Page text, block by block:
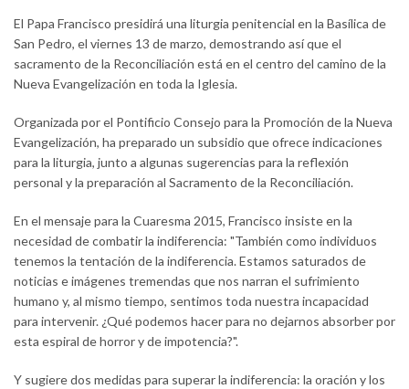
El Papa Francisco presidirá una liturgia penitencial en la Basílica de
San Pedro, el viernes 13 de marzo, demostrando así que el
sacramento de la Reconciliación está en el centro del camino de la
Nueva Evangelización en toda la Iglesia.
Organizada por el Pontificio Consejo para la Promoción de la Nueva
Evangelización, ha preparado un subsidio que ofrece indicaciones
para la liturgia, junto a algunas sugerencias para la reflexión
personal y la preparación al Sacramento de la Reconciliación.
En el mensaje para la Cuaresma 2015, Francisco insiste en la
necesidad de combatir la indiferencia: "También como individuos
tenemos la tentación de la indiferencia. Estamos saturados de
noticias e imágenes tremendas que nos narran el sufrimiento
humano y, al mismo tiempo, sentimos toda nuestra incapacidad
para intervenir. ¿Qué podemos hacer para no dejarnos absorber por
esta espiral de horror y de impotencia?".
Y sugiere dos medidas para superar la indiferencia: la oración y los